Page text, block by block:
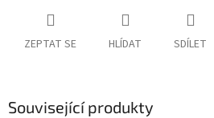
ZEPTAT SE HLÍDAT SDÍLET
Související produkty